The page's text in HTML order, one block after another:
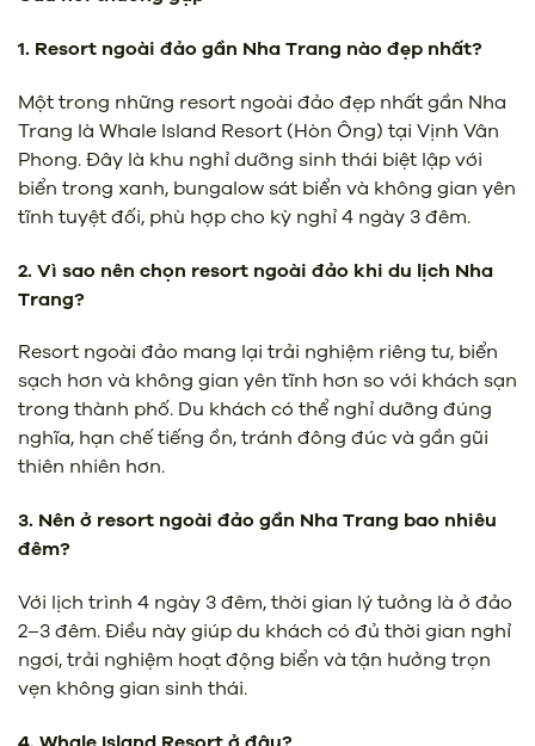
1. Resort ngoài đảo gần Nha Trang nào đẹp nhất?
Một trong những resort ngoài đảo đẹp nhất gần Nha
Trang là Whale Island Resort (Hòn Ông) tại Vịnh Vân
Phong. Đây là khu nghỉ dưỡng sinh thái biệt lập với
biển trong xanh, bungalow sát biển và không gian yên
tĩnh tuyệt đối, phù hợp cho kỳ nghỉ 4 ngày 3 đêm.
2. Vì sao nên chọn resort ngoài đảo khi du lịch Nha
Trang?
Resort ngoài đảo mang lại trải nghiệm riêng tư, biển
sạch hơn và không gian yên tĩnh hơn so với khách sạn
trong thành phố. Du khách có thể nghỉ dưỡng đúng
nghĩa, hạn chế tiếng ồn, tránh đông đúc và gần gũi
thiên nhiên hơn.
3. Nên ở resort ngoài đảo gần Nha Trang bao nhiêu
đêm?
Với lịch trình 4 ngày 3 đêm, thời gian lý tưởng là ở đảo
2–3 đêm. Điều này giúp du khách có đủ thời gian nghỉ
ngơi, trải nghiệm hoạt động biển và tận hưởng trọn
vẹn không gian sinh thái.